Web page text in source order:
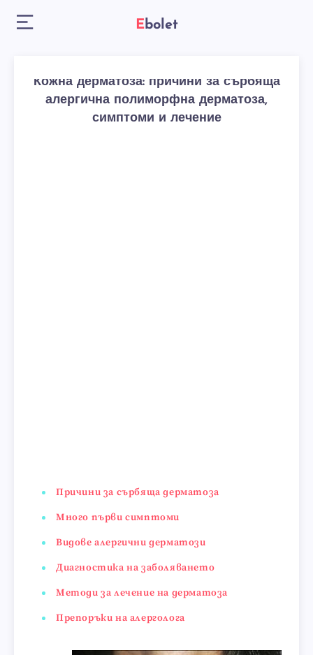
Ebolet
Кожна дерматоза: причини за сърбяща
алергична полиморфна дерматоза,
симптоми и лечение
Причини за сърбяща дерматоза
Много първи симптоми
Видове алергични дерматози
Диагностика на заболяването
Методи за лечение на дерматоза
Препоръки на алерголога